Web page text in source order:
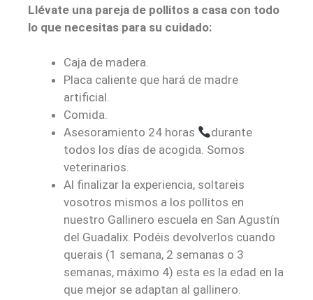
Llévate una pareja de pollitos a casa con todo
lo que necesitas para su cuidado:
Caja de madera.
Placa caliente que hará de madre
artificial.
Comida.
Asesoramiento 24 horas
durante
todos los días de acogida. Somos
veterinarios.
Al finalizar la experiencia, soltareis
vosotros mismos a los pollitos en
nuestro Gallinero escuela en San Agustín
del Guadalix. Podéis devolverlos cuando
querais (1 semana, 2 semanas o 3
semanas, máximo 4) esta es la edad en la
que mejor se adaptan al gallinero.